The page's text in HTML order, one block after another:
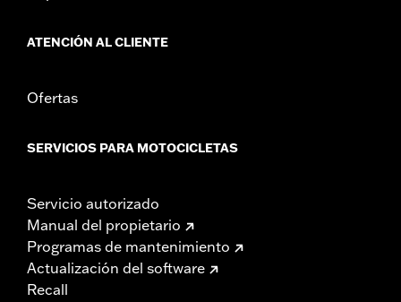
ATENCIÓN AL CLIENTE
Ofertas
SERVICIOS PARA MOTOCICLETAS
Servicio autorizado
Manual del propietario
Programas de mantenimiento
Actualización del software
Recall